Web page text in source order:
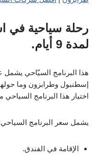
رحلة سياحية في
لمدة 9 أيام.
هذا البرنامج السيّاحي يشمل
إسطنبول وطرابزون وما
اختيار هذا البرنامج
يشمل سعر البرنامج
الإقامة في الفندق.